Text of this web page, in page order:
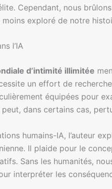
Cependant, nous
exploré de notre
l’IA
d’intimité illimitée
un effort de
équipées pour
dans certains cas,
humains-IA, l’auteur
Il plaide pour le
Sans les humanités,
interpréter les